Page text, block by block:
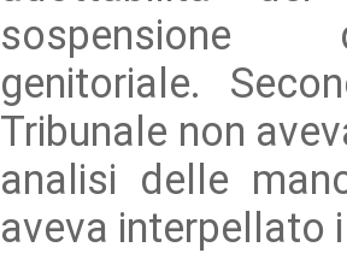
sospensione
genitoriale.
Tribunale non
analisi delle
aveva interpellato i